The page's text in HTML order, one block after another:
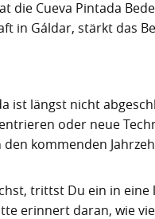
die Cueva Pintada
in Gáldar, stärkt das
ist längst nicht
oder neue
kommenden
trittst Du ein in
erinnert daran, wie